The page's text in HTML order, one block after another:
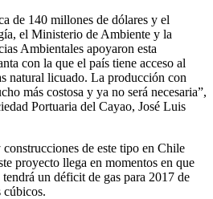
de 140 millones de dólares y el
el Ministerio de Ambiente y la
Ambientales apoyaron esta
con la que el país tiene acceso al
natural licuado. La producción con
más costosa y ya no será necesaria”,
Portuaria del Cayao, José Luis
de este tipo en Chile
proyecto llega en momentos en que
un déficit de gas para 2017 de
cúbicos.